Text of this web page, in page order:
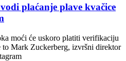
plaćanje plave kvačice
moći će uskoro platiti verifikaciju
Mark Zuckerberg, izvršni direktor